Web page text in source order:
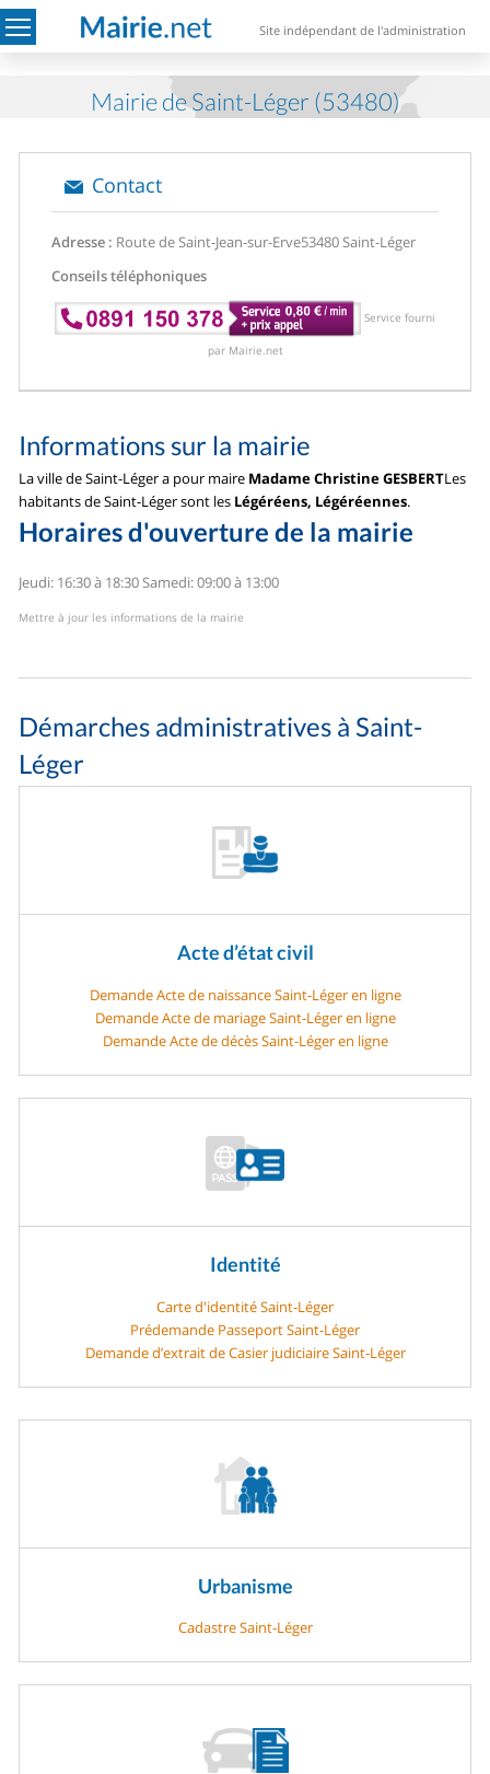
Site indépendant de l'administration
Mairie de Saint-Léger (53480)
Contact
Adresse : Route de Saint-Jean-sur-Erve53480 Saint-Léger
Conseils téléphoniques
Service fourni
par Mairie.net
Informations sur la mairie
La ville de Saint-Léger a pour maire Madame Christine GESBERTLes
habitants de Saint-Léger sont les Légéréens, Légéréennes.
Horaires d'ouverture de la mairie
Jeudi: 16:30 à 18:30Samedi: 09:00 à 13:00
Mettre à jour les informations de la mairie
Démarches administratives à Saint-
Léger
Acte d’état civil
Demande Acte de naissance Saint-Léger en ligne
Demande Acte de mariage Saint-Léger en ligne
Demande Acte de décès Saint-Léger en ligne
Identité
Carte d'identité Saint-Léger
Prédemande Passeport Saint-Léger
Demande d’extrait de Casier judiciaire Saint-Léger
Urbanisme
Cadastre Saint-Léger